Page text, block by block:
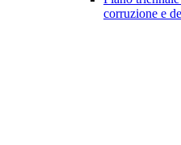
corruzione e